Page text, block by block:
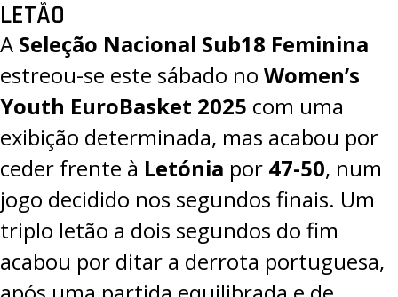
LETÃO
A Seleção Nacional Sub18 Feminina
estreou-se este sábado no Women’s
Youth EuroBasket 2025 com uma
exibição determinada, mas acabou por
ceder frente à Letónia por 47-50, num
jogo decidido nos segundos finais. Um
triplo letão a dois segundos do fim
acabou por ditar a derrota portuguesa,